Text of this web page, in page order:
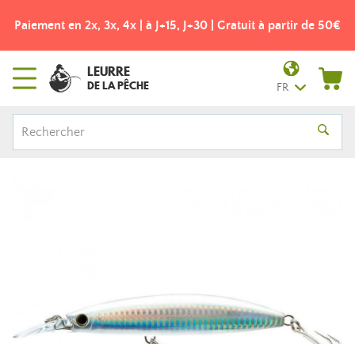
Paiement en 2x, 3x, 4x | à J+15, J+30 | Gratuit à partir de 50€
LEURRE
DE LA PÊCHE FR